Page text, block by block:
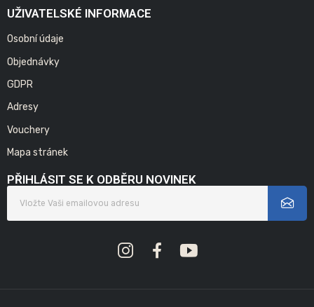
UŽIVATELSKÉ INFORMACE
Osobní údaje
Objednávky
GDPR
Adresy
Vouchery
Mapa stránek
PŘIHLÁSIT SE K ODBĚRU NOVINEK